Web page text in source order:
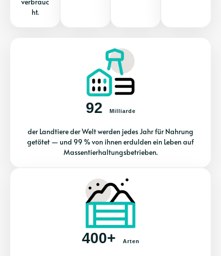
ht.
92 Milliarde
der Landtiere der Welt werden jedes Jahr für Nahrung
getötet — und 99 % von ihnen erdulden ein Leben auf
Massentierhaltungsbetrieben.
400+ Arten